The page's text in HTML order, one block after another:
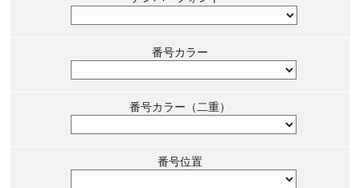
番号カラー
番号カラー（二重）
番号位置